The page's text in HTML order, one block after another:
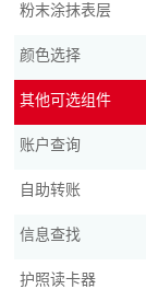
粉末涂抹表层
颜色选择
其他可选组件
账户查询
自助转账
信息查找
护照读卡器